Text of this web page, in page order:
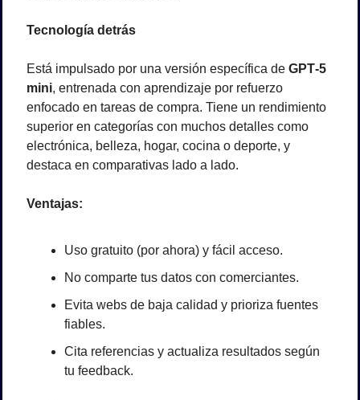
Tecnología detrás
Está impulsado por una versión específica de GPT‑5
mini, entrenada con aprendizaje por refuerzo
enfocado en tareas de compra. Tiene un rendimiento
superior en categorías con muchos detalles como
electrónica, belleza, hogar, cocina o deporte, y
destaca en comparativas lado a lado.
Ventajas:
Uso gratuito (por ahora) y fácil acceso.
No comparte tus datos con comerciantes.
Evita webs de baja calidad y prioriza fuentes
fiables.
Cita referencias y actualiza resultados según
tu feedback.